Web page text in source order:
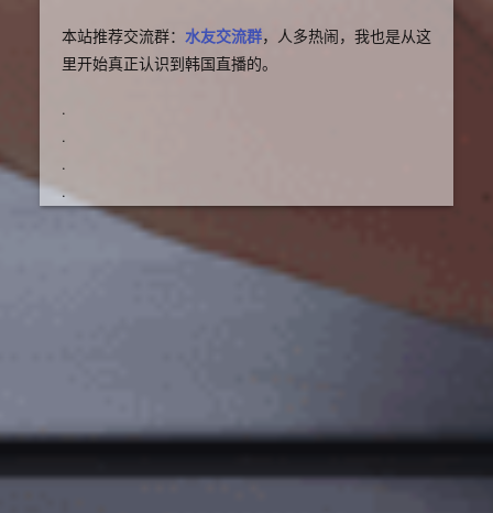
本站推荐交流群： 水友交流群，人多热闹，我也是从这
里开始真正认识到韩国直播的。
.
.
.
.